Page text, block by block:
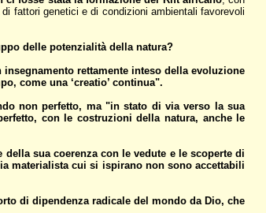
fattori genetici e di condizioni ambientali favorevoli
delle potenzialità della natura?
rettamente inteso della evoluzione
come una ‘creatio’ continua".
non perfetto, ma "in stato di via verso la sua
con le costruzioni della natura, anche le
sua coerenza con le vedute e le scoperte di
materialista cui si ispirano non sono accettabili
di dipendenza radicale del mondo da Dio, che